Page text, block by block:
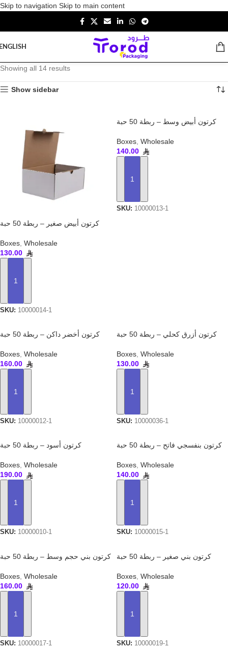
Skip to navigation Skip to main content
Showing all 14 results
Show sidebar
كرتون أبيض صغير – ربطة 50 حبة
Boxes Wholesale
130.00
SKU: 10000014-1
كرتون أبيض وسط – ربطة 50 حبة
Boxes Wholesale
140.00
SKU: 10000013-1
كرتون أخضر داكن – ربطة 50 حبة
Boxes Wholesale
160.00
SKU: 10000012-1
كرتون أزرق كحلي – ربطة 50 حبة
Boxes Wholesale
130.00
SKU: 10000036-1
كرتون أسود – ربطة 50 حبة
Boxes, Wholesale
190.00
SKU: 10000010-1
كرتون بنفسجي فاتح – ربطة 50 حبة
Boxes, Wholesale
140.00
SKU: 10000015-1
كرتون بني حجم وسط – ربطة 50 حبة
Boxes Wholesale
160.00
SKU: 10000017-1
كرتون بني صغير – ربطة 50 حبة
Boxes Wholesale
120.00
SKU: 10000019-1